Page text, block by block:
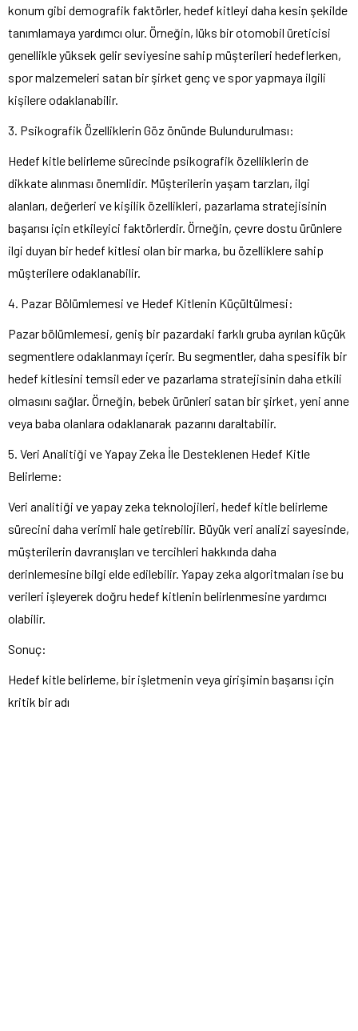
konum gibi demografik faktörler, hedef kitleyi daha kesin şekilde
tanımlamaya yardımcı olur. Örneğin, lüks bir otomobil üreticisi
genellikle yüksek gelir seviyesine sahip müşterileri hedeflerken,
spor malzemeleri satan bir şirket genç ve spor yapmaya ilgili
kişilere odaklanabilir.
3. Psikografik Özelliklerin Göz önünde Bulundurulması:
Hedef kitle belirleme sürecinde psikografik özelliklerin de
dikkate alınması önemlidir. Müşterilerin yaşam tarzları, ilgi
alanları, değerleri ve kişilik özellikleri, pazarlama stratejisinin
başarısı için etkileyici faktörlerdir. Örneğin, çevre dostu ürünlere
ilgi duyan bir hedef kitlesi olan bir marka, bu özelliklere sahip
müşterilere odaklanabilir.
4. Pazar Bölümlemesi ve Hedef Kitlenin Küçültülmesi:
Pazar bölümlemesi, geniş bir pazardaki farklı gruba ayrılan küçük
segmentlere odaklanmayı içerir. Bu segmentler, daha spesifik bir
hedef kitlesini temsil eder ve pazarlama stratejisinin daha etkili
olmasını sağlar. Örneğin, bebek ürünleri satan bir şirket, yeni anne
veya baba olanlara odaklanarak pazarını daraltabilir.
5. Veri Analitiği ve Yapay Zeka İle Desteklenen Hedef Kitle
Belirleme:
Veri analitiği ve yapay zeka teknolojileri, hedef kitle belirleme
sürecini daha verimli hale getirebilir. Büyük veri analizi sayesinde,
müşterilerin davranışları ve tercihleri hakkında daha
derinlemesine bilgi elde edilebilir. Yapay zeka algoritmaları ise bu
verileri işleyerek doğru hedef kitlenin belirlenmesine yardımcı
olabilir.
Sonuç:
Hedef kitle belirleme, bir işletmenin veya girişimin başarısı için
kritik bir adı